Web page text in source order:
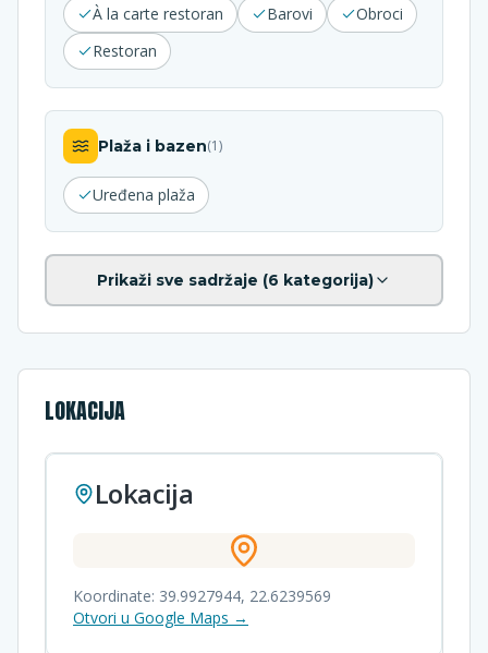
À la carte restoran Barovi
Obroci
Restoran
Plaža i bazen(1)
Uređena plaža
Prikaži sve sadržaje (6 kategorija)
LOKACIJA
Lokacija
Koordinate: 39.9927944, 22.6239569
Otvori u Google Maps →